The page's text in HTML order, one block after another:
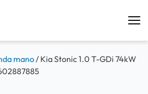
mano/ Kia Stonic 1.0 T-GDi 74kW